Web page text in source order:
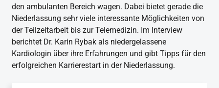
den ambulanten Bereich wagen. Dabei bietet gerade die
Niederlassung sehr viele interessante Möglichkeiten von
der Teilzeitarbeit bis zur Telemedizin. Im Interview
berichtet Dr. Karin Rybak als niedergelassene
Kardiologin über ihre Erfahrungen und gibt Tipps für den
erfolgreichen Karrierestart in der Niederlassung.